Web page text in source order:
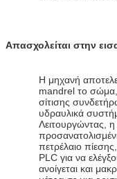
Απασχολείται στην
Η μηχανή
mandrel το
σίτισης
υδραυλικά
Λειτουργώντας,
πετρέλαιο
PLC για να
ανοίγεται και